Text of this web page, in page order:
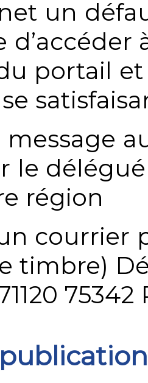
un
portail
message
le
région
courrier
timbre)
75342